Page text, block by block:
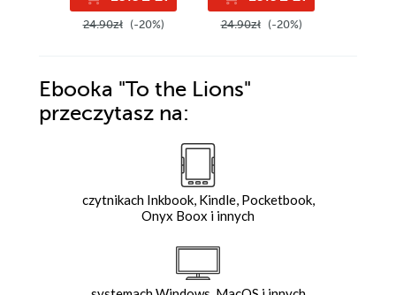
24.90zł (-20%) 24.90zł (-20%)
Ebooka "To the Lions"
przeczytasz na:
czytnikach Inkbook, Kindle, Pocketbook,
Onyx Boox i innych